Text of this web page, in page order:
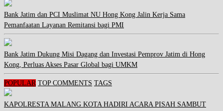
Bank Jatim dan PCI Muslimat NU Hong Kong Jalin Kerja Sama
Pemanfaatan Layanan Remitansi bagi PMI
Bank Jatim Dukung Misi Dagang dan Investasi Pemprov Jatim di Hong
Kong, Perluas Akses Pasar Global bagi UMKM
POPULAR TOP COMMENTS TAGS
KAPOLRESTA MALANG KOTA HADIRI ACARA PISAH SAMBUT